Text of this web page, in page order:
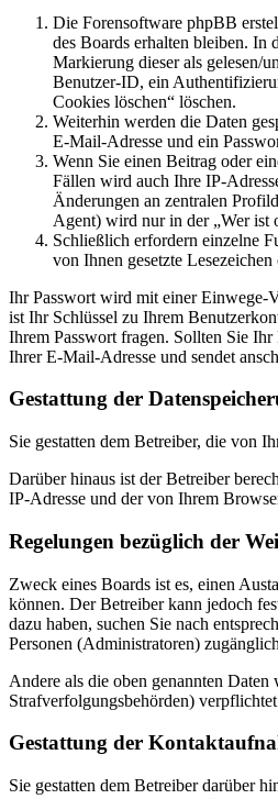
Die Forensoftware phpBB
des Boards erhalten bleiben. In
Markierung dieser als gelesen/
Benutzer-ID, ein
Cookies löschen“ löschen.
Weiterhin werden die Daten
E-Mail-Adresse und ein
Wenn Sie einen Beitrag oder
Fällen wird auch Ihre IP-
Änderungen an zentralen
Agent) wird nur in der „Wer ist
Schließlich erfordern einzelne
von Ihnen gesetzte
Ihr Passwort wird mit einer Einwege-
ist Ihr Schlüssel zu Ihrem
Ihrem Passwort fragen. Sollten Sie
Ihrer E-Mail-Adresse und sendet
Gestattung der
Sie gestatten dem Betreiber, die von
Darüber hinaus ist der Betreiber
IP-Adresse und der von Ihrem
Regelungen bezüglich der
Zweck eines Boards ist es, einen
können. Der Betreiber kann jedoch
dazu haben, suchen Sie nach
Personen (Administratoren)
Andere als die oben genannten
Strafverfolgungsbehörden)
Gestattung der
Sie gestatten dem Betreiber darüber